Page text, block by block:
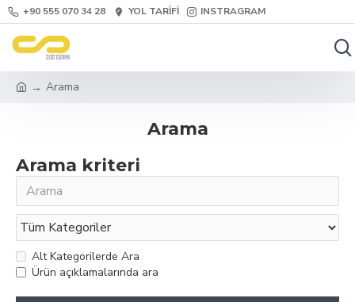
+90 555 070 34 28 YOL TARIFI INSTRAGRAM
Arama
Arama
Arama kriteri
Alt Kategorilerde Ara
Ürün açıklamalarında ara